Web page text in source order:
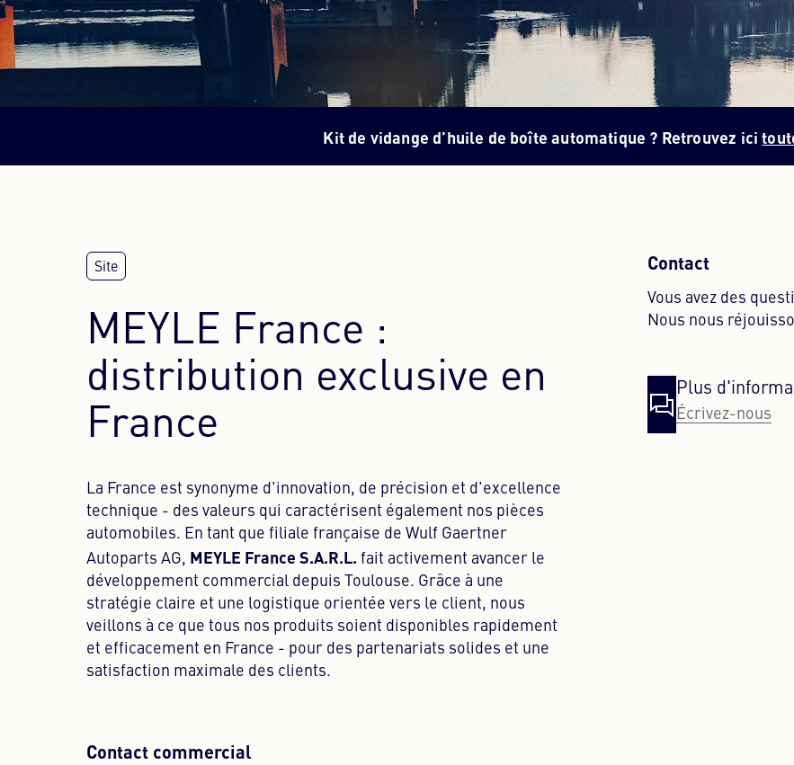
Kit de vidange d’huile de boîte automatique ? Retrouvez ici
MEYLE France :
distribution exclusive en
France
La France est synonyme d'innovation, de précision et d'excellence
technique - des valeurs qui caractérisent également nos pièces
automobiles. En tant que filiale française de Wulf Gaertner
Autoparts AG, MEYLE France S.A.R.L. fait activement avancer le
développement commercial depuis Toulouse. Grâce à une
stratégie claire et une logistique orientée vers le client, nous
veillons à ce que tous nos produits soient disponibles rapidement
et efficacement en France - pour des partenariats solides et une
satisfaction maximale des clients.
Contact commercial
Contact
Vous avez des
Nous nous
Plus
Écrivez-nous